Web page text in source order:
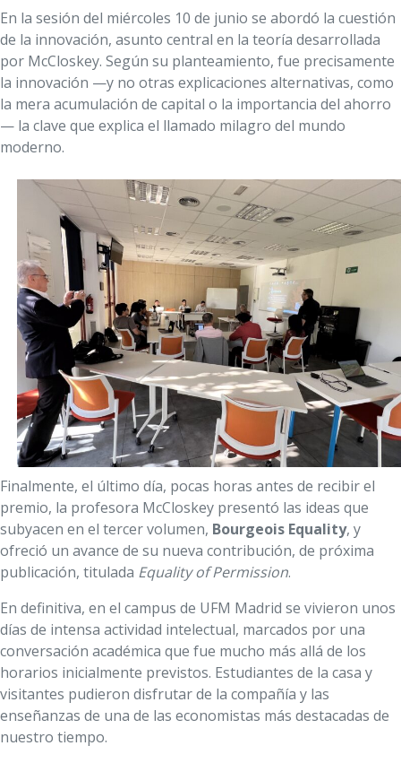
En la sesión del miércoles 10 de junio se abordó la cuestión
de la innovación, asunto central en la teoría desarrollada
por McCloskey. Según su planteamiento, fue precisamente
la innovación —y no otras explicaciones alternativas, como
la mera acumulación de capital o la importancia del ahorro
— la clave que explica el llamado milagro del mundo
moderno.
Finalmente, el último día, pocas horas antes de recibir el
premio, la profesora McCloskey presentó las ideas que
subyacen en el tercer volumen, Bourgeois Equality, y
ofreció un avance de su nueva contribución, de próxima
publicación, titulada Equality of Permission.
En definitiva, en el campus de UFM Madrid se vivieron unos
días de intensa actividad intelectual, marcados por una
conversación académica que fue mucho más allá de los
horarios inicialmente previstos. Estudiantes de la casa y
visitantes pudieron disfrutar de la compañía y las
enseñanzas de una de las economistas más destacadas de
nuestro tiempo.